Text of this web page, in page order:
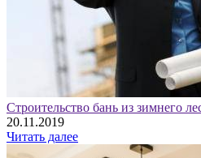
Строительство бань из зимнего
20.11.2019
Читать далее